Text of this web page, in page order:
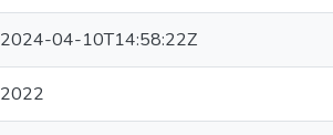
2024-04-10T14:58:22Z
2022